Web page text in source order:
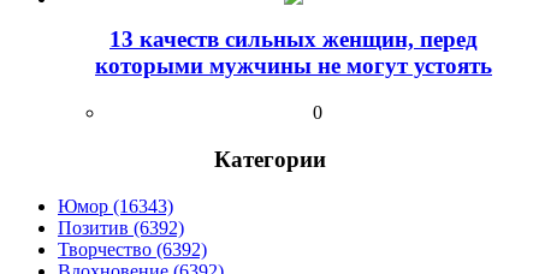
13 качеств сильных женщин, перед
которыми мужчины не могут устоять
0
Категории
Юмор (16343)
Позитив (6392)
Творчество (6392)